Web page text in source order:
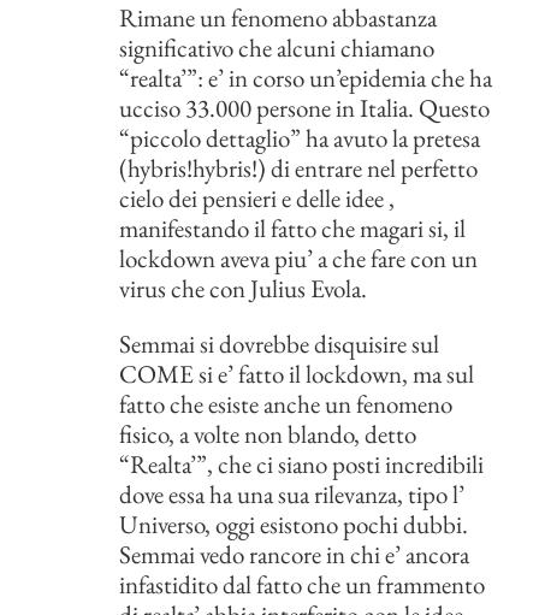
Rimane un fenomeno abbastanza
significativo che alcuni chiamano
“realta’”: e’ in corso un’epidemia che ha
ucciso 33.000 persone in Italia. Questo
“piccolo dettaglio” ha avuto la pretesa
(hybris!hybris!) di entrare nel perfetto
cielo dei pensieri e delle idee ,
manifestando il fatto che magari si, il
lockdown aveva piu’ a che fare con un
virus che con Julius Evola.
Semmai si dovrebbe disquisire sul
COME si e’ fatto il lockdown, ma sul
fatto che esiste anche un fenomeno
fisico, a volte non blando, detto
“Realta’”, che ci siano posti incredibili
dove essa ha una sua rilevanza, tipo l’
Universo, oggi esistono pochi dubbi.
Semmai vedo rancore in chi e’ ancora
infastidito dal fatto che un frammento